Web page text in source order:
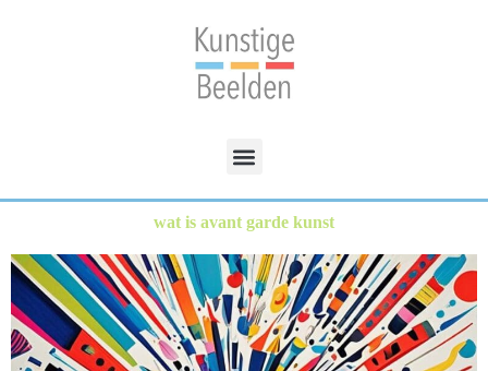
wat is avant garde kunst